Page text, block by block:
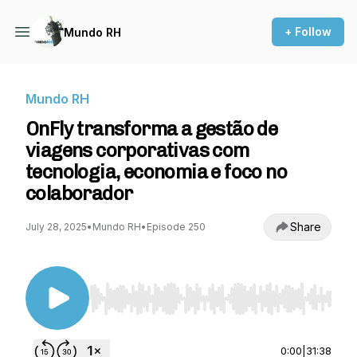
Mundo RH + Follow
Mundo RH
OnFly transforma a gestão de
viagens corporativas com
tecnologia, economia e foco no
colaborador
July 28, 2025• Mundo RH• Episode 250 Share
Use Left/Right to seek, Home/End to jump to
0:00 31:38